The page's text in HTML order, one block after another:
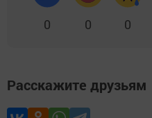
0 0 0
Расскажите друзьям